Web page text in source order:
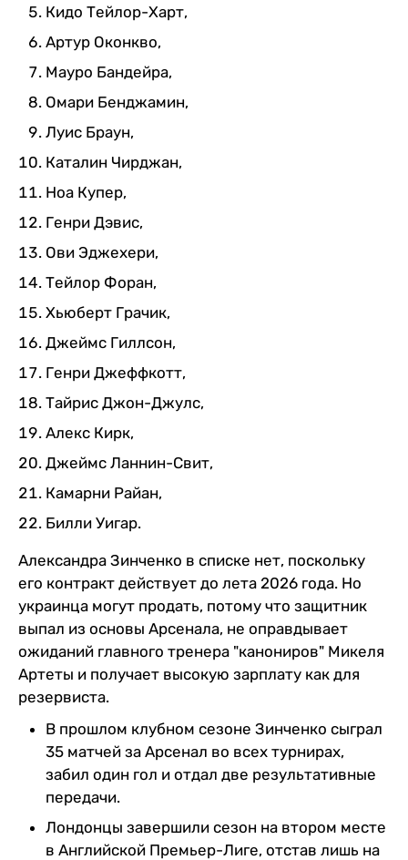
Кидо Тейлор-Харт,
Артур Оконкво,
Мауро Бандейра,
Омари Бенджамин,
Луис Браун,
Каталин Чирджан,
Ноа Купер,
Генри Дэвис,
Ови Эджехери,
Тейлор Форан,
Хьюберт Грачик,
Джеймс Гиллсон,
Генри Джеффкотт,
Тайрис Джон-Джулс,
Алекс Кирк,
Джеймс Ланнин-Свит,
Камарни Райан,
Билли Уигар.
Александра Зинченко в списке нет, поскольку
его контракт действует до лета 2026 года. Но
украинца могут продать, потому что защитник
выпал из основы Арсенала, не оправдывает
ожиданий главного тренера "канониров" Микеля
Артеты и получает высокую зарплату как для
резервиста.
В прошлом клубном сезоне Зинченко сыграл
35 матчей за Арсенал во всех турнирах,
забил один гол и отдал две результативные
передачи.
Лондонцы завершили сезон на втором месте
в Английской Премьер-Лиге, отстав лишь на